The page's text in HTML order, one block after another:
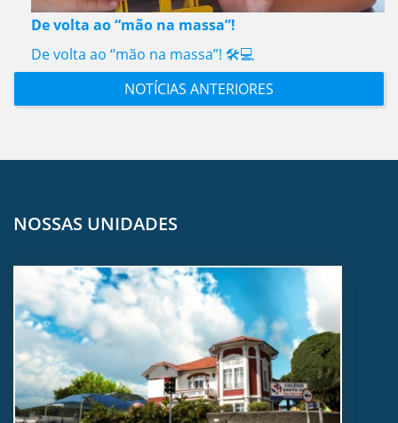
De volta ao “mão na massa”!
De volta ao “mão na massa”! 🛠️💻
NOTÍCIAS ANTERIORES
NOSSAS UNIDADES